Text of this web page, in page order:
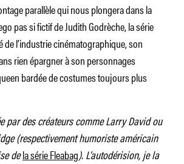
parallèle qui nous plongera dans la
pas si fictif de Judith Godrèche, la série
de l’industrie cinématographique, son
rien épargner à son personnages
bardée de costumes toujours plus
par des créateurs comme Larry David ou
(respectivement humoriste américain
dela sérieFleabag). L’autodérision, je la